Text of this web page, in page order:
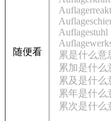
随便看
Auflagestuhl
累是什么意
累加是什么
累及是什么
累年是什么
累次是什么